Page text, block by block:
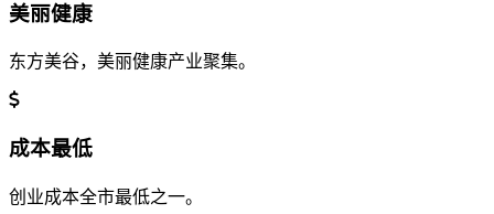
美丽健康
东方美谷，美丽健康产业聚集。
成本最低
创业成本全市最低之一。